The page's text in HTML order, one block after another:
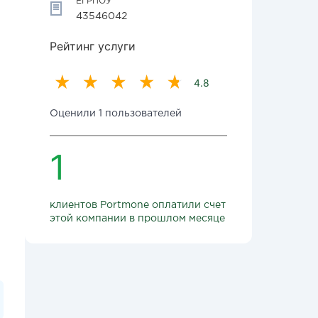
43546042
Рейтинг услуги
4.8
Оценили 1 пользователей
1
клиентов Portmone оплатили счет
этой компании в прошлом месяце